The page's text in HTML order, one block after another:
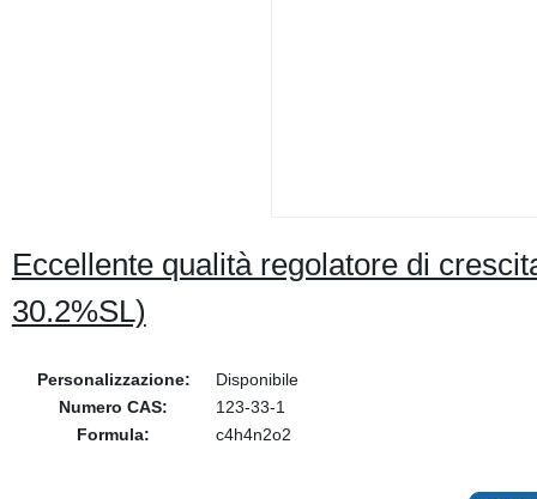
Eccellente qualità regolatore di
30.2%SL)
Personalizzazione:
Disponibile
Numero CAS:
123-33-1
Formula:
c4h4n2o2